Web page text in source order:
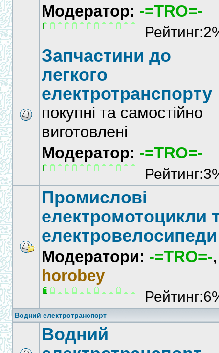
Модератор: -=TRO=-
Запчастини до
легкого
електротранспорту
покупні та самостійно
виготовлені
Модератор: -=TRO=-
Промислові
електромотоцикли
електровелосипеди
Модератори: -=TRO=-,
horobey
Водний електротранспорт
Водний